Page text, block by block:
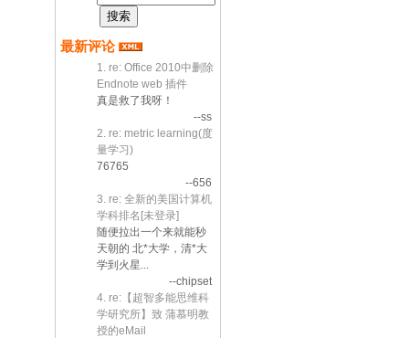
最新评论
1. re: Office 2010中删除
Endnote web 插件
真是救了我呀！
--ss
2. re: metric learning(度
量学习)
76765
--656
3. re: 全新的美国计算机
学科排名[未登录]
随便拉出一个来就能秒
天朝的 北*大学，清*大
学到火星...
--chipset
4. re:【超智多能思维科
学研究所】致 蒲慕明教
授的eMail